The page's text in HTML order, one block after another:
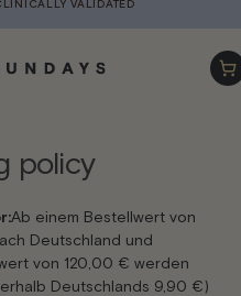
VALIDATED
policy
Ab einem Bestellwert von
Deutschland und
von 120,00 € werden
Deutschlands 9,90 €)